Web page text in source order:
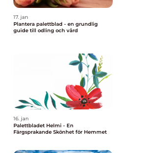
17. jan
Plantera palettblad - en grundlig
guide till odling och vård
16. jan
Palettbladet Helmi - En
Färgsprakande Skönhet för Hemmet